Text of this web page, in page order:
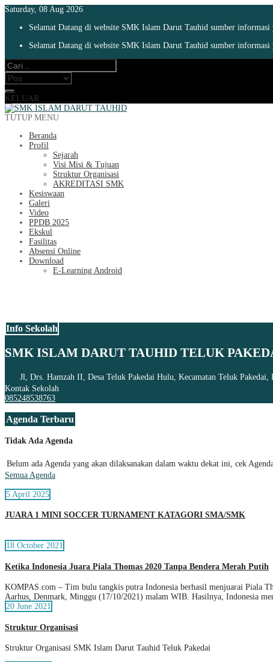
Saturday, 08 Aug 2026
Selamat Datang di website SMK Islam Darut Tauhid sumber
Selamat Datang di website SMK Islam Darut Tauhid sumber
KELUAR
TUTUP MENU
Beranda
Profil
Sejarah
Visi Misi & Tujuan
Struktur Organisasi
AKREDITASI SMK
Kesiswaan
Galeri
Video
PPDB 2025
Ekskul
Fasilitas
Absensi Online
Download
E-Learning Android
Info Sekolah
SMK ISLAM DARUT TAUHID TELUK
Jl, Drs. Hamzah II, Desa Teluk Pakedai Hulu, Kecamatan Teluk
Kontak Sekolah
085248538763
Agenda Terbaru
Tidak Ada Agenda
Belum ada Agenda yang akan dilaksanakan dalam waktu dekat ini, cek
Semua Agenda
5 April 2025
JUARA 1 MINI SOCCER TURNAMENT KATAGORI SMA/SMK
18 October 2021
Ketika Indonesia Juara Piala Thomas 2020 Tanpa Bendera Merah Putih
KOMPAS.com – Tim bulu tangkis putra Indonesia berhasil menjuarai Piala
Aarhus, Denmark, Minggu (17/10/2021) malam WIB. Hasilnya, Indonesia
20 June 2021
Struktur Organisasi
Struktur Organisasi SMK Islam Darut Tauhid Teluk Pakedai